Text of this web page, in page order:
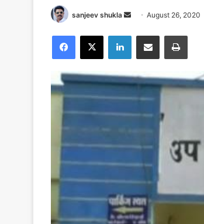
sanjeev shukla
Send
email
August 26, 2020
Facebook
X LinkedInShare via Email Print